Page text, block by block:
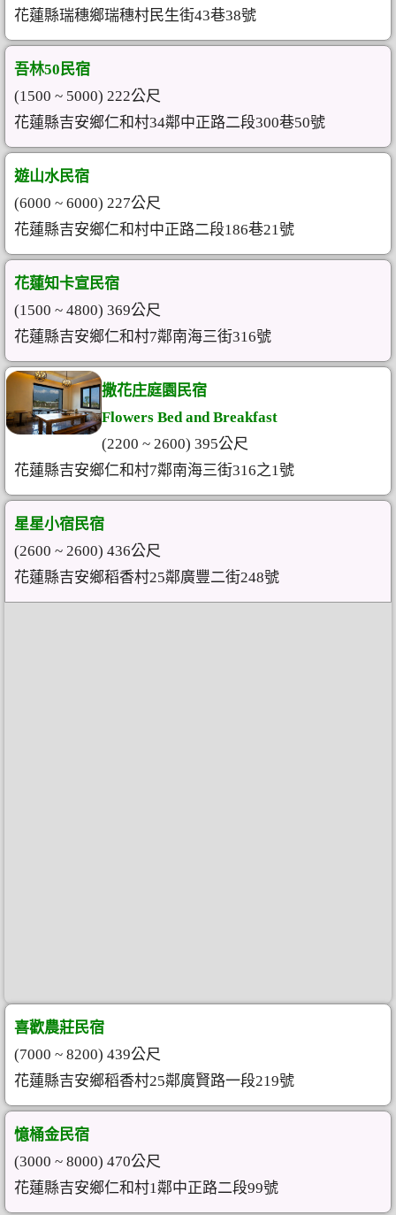
花蓮縣瑞穗鄉瑞穗村民生街43巷38號
吾林50民宿
(1500 ~ 5000) 222公尺
花蓮縣吉安鄉仁和村34鄰中正路二段300巷50號
遊山水民宿
(6000 ~ 6000) 227公尺
花蓮縣吉安鄉仁和村中正路二段186巷21號
花蓮知卡宣民宿
(1500 ~ 4800) 369公尺
花蓮縣吉安鄉仁和村7鄰南海三街316號
撒花庄庭園民宿
Flowers Bed and Breakfast
(2200 ~ 2600) 395公尺
花蓮縣吉安鄉仁和村7鄰南海三街316之1號
星星小宿民宿
(2600 ~ 2600) 436公尺
花蓮縣吉安鄉稻香村25鄰廣豐二街248號
喜歡農莊民宿
(7000 ~ 8200) 439公尺
花蓮縣吉安鄉稻香村25鄰廣賢路一段219號
憶桶金民宿
(3000 ~ 8000) 470公尺
花蓮縣吉安鄉仁和村1鄰中正路二段99號